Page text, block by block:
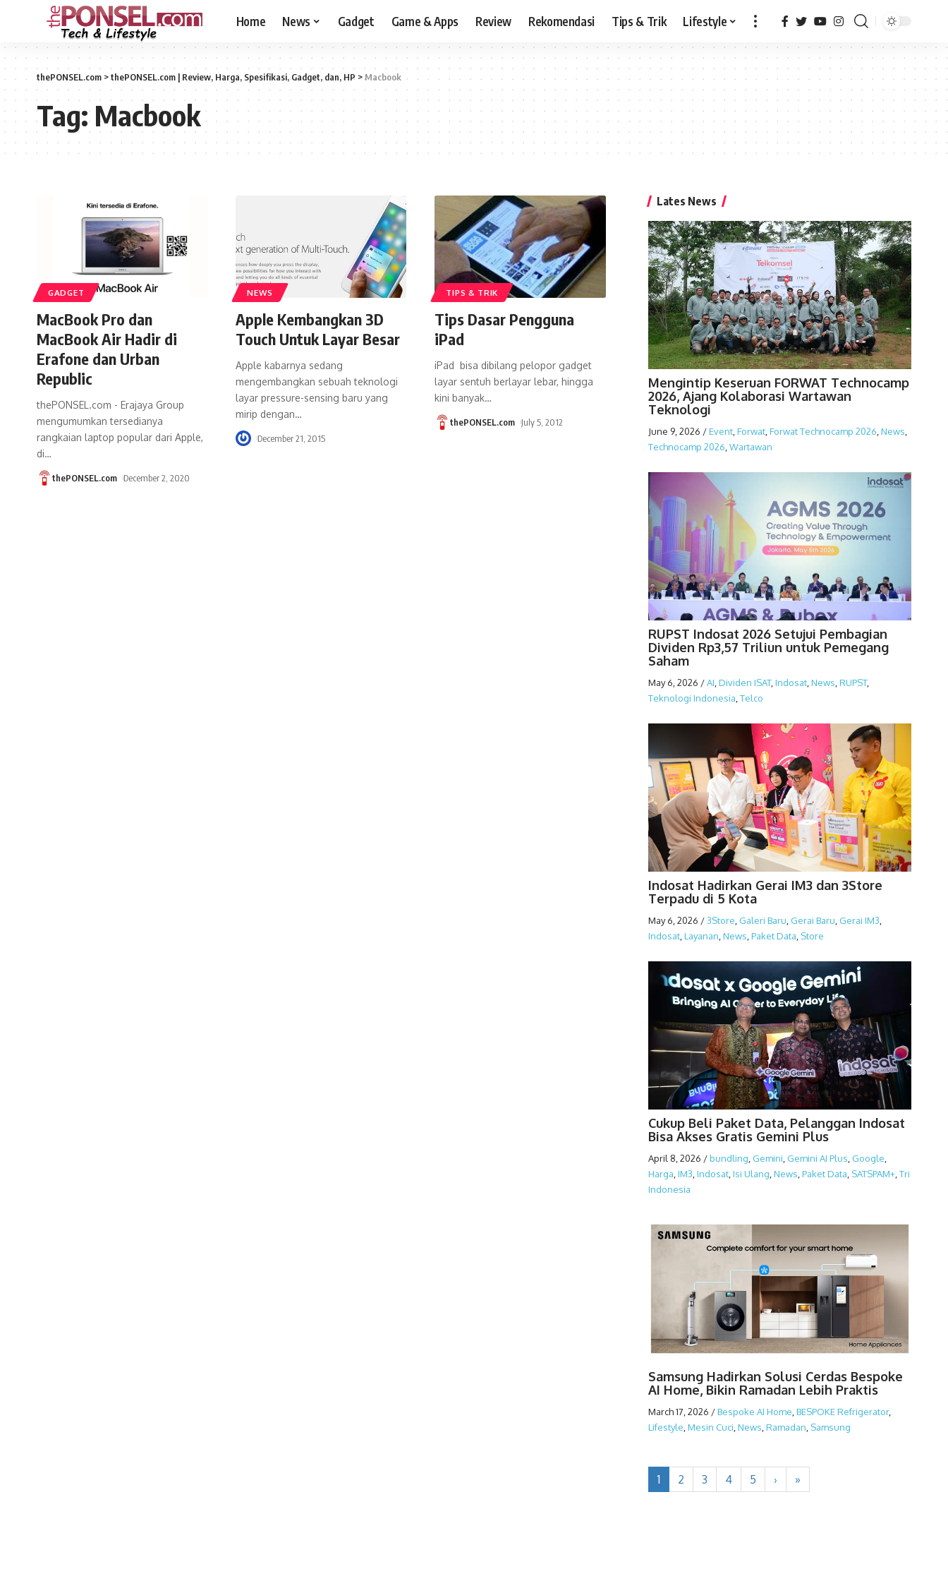
Home News Gadget Game & Apps Review Rekomendasi Tips & Trik Lifestyle
thePONSEL.com >thePONSEL.com | Review, Harga, Spesifikasi, Gadget, dan, HP >Macbook
Tag:Macbook
GADGET
MacBook Pro dan
MacBook Air Hadir di
Erafone dan Urban
Republic
thePONSEL.com - Erajaya Group
mengumumkan tersedianya
rangkaian laptop popular dari Apple,
di…
thePONSEL.com December 2, 2020
NEWS
Apple Kembangkan 3D
Touch Untuk Layar Besar
Apple kabarnya sedang
mengembangkan sebuah teknologi
layar pressure-sensing baru yang
mirip dengan…
December 21, 2015
TIPS & TRIK
Tips Dasar Pengguna
iPad
iPad bisa dibilang pelopor gadget
layar sentuh berlayar lebar, hingga
kini banyak…
thePONSEL.com July 5, 2012
Lates News
Mengintip Keseruan FORWAT Technocamp
2026, Ajang Kolaborasi Wartawan
Teknologi
June 9, 2026 /Event, Forwat, Forwat Technocamp 2026 News
Technocamp 2026 Wartawan
RUPST Indosat 2026 Setujui Pembagian
Dividen Rp3,57 Triliun untuk Pemegang
Saham
May 6, 2026 /AI,Dividen ISAT,Indosat,News,RUPST,
Teknologi Indonesia,Telco
Indosat Hadirkan Gerai IM3 dan 3Store
Terpadu di 5 Kota
May 6, 2026 /3Store, Galeri Baru, Gerai Baru, Gerai IM3,
Indosat,Layanan,News,Paket Data, Store
Cukup Beli Paket Data, Pelanggan Indosat
Bisa Akses Gratis Gemini Plus
April 8, 2026 /bundling, Gemini, Gemini AI Plus, Google,
Harga,IM3,Indosat,Isi Ulang,News,Paket Data, SATSPAM+,Tri
Indonesia
Samsung Hadirkan Solusi Cerdas Bespoke
AI Home, Bikin Ramadan Lebih Praktis
March 17, 2026 /Bespoke AI Home,BESPOKE Refrigerator,
Lifestyle,Mesin Cuci,News,Ramadan, Samsung
1 2 3 4 5 › »